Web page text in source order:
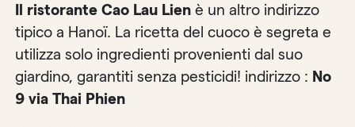
Il ristorante Cao Lau Lien è un altro indirizzo
tipico a Hanoï. La ricetta del cuoco è segreta e
utilizza solo ingredienti provenienti dal suo
giardino, garantiti senza pesticidi! indirizzo : No
9 via Thai Phien